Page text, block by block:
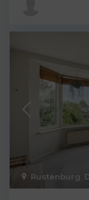
Rustenburg